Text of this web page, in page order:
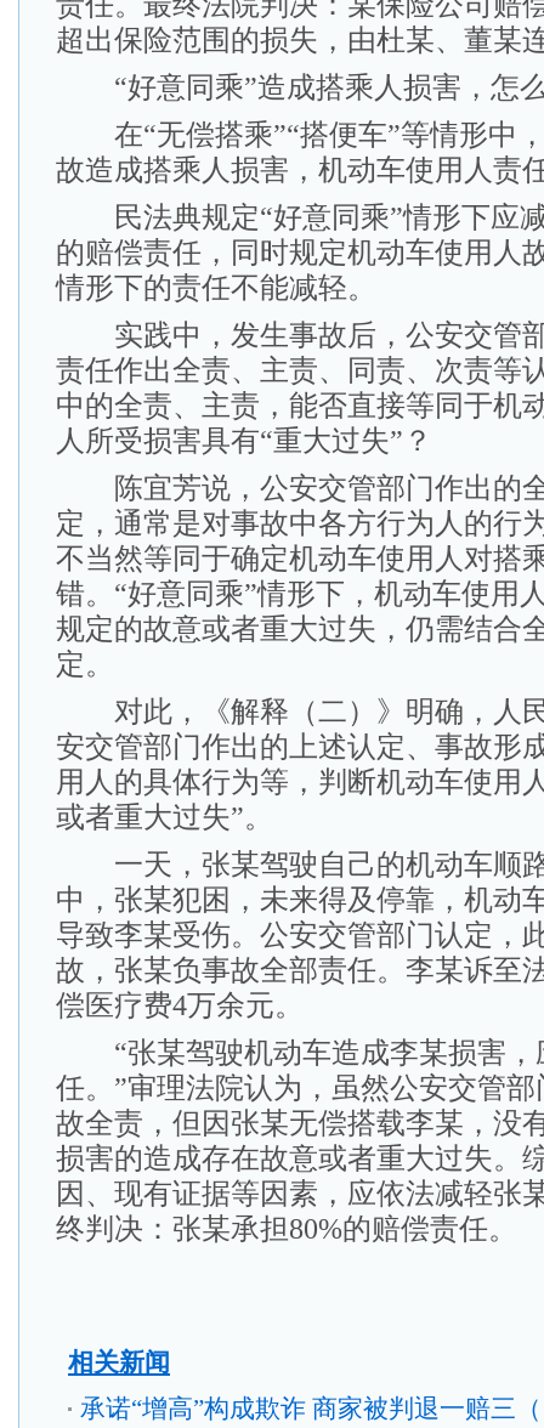
超出保险范围的损失，由杜某、董某
“好意同乘”造成搭乘人损害，怎
在“无偿搭乘”“搭便车”等情形中
故造成搭乘人损害，机动车使用人责
民法典规定“好意同乘”情形下应
的赔偿责任，同时规定机动车使用人
情形下的责任不能减轻。
实践中，发生事故后，公安交管
责任作出全责、主责、同责、次责等
中的全责、主责，能否直接等同于机
人所受损害具有“重大过失”？
陈宜芳说，公安交管部门作出的
定，通常是对事故中各方行为人的行
不当然等同于确定机动车使用人对搭
错。“好意同乘”情形下，机动车使用
规定的故意或者重大过失，仍需结合
定。
对此，《解释（二）》明确，人
安交管部门作出的上述认定、事故形
用人的具体行为等，判断机动车使用
或者重大过失”。
一天，张某驾驶自己的机动车顺
中，张某犯困，未来得及停靠，机动
导致李某受伤。公安交管部门认定，
故，张某负事故全部责任。李某诉至
偿医疗费4万余元。
“张某驾驶机动车造成李某损害，
任。”审理法院认为，虽然公安交管
故全责，但因张某无偿搭载李某，没
损害的造成存在故意或者重大过失。
因、现有证据等因素，应依法减轻张
终判决：张某承担80%的赔偿责任。
相关新闻
承诺“增高”构成欺诈 商家被判退一赔三（